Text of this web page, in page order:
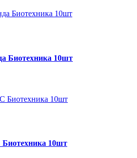
Биотехника 10шт
10шт